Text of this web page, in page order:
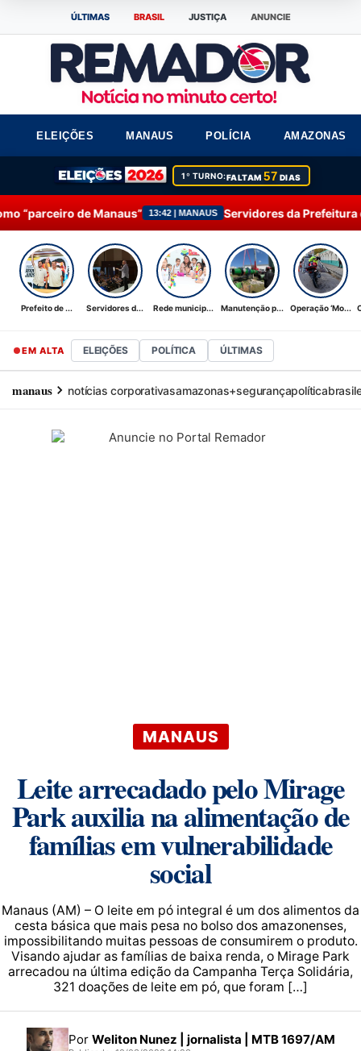
ÚLTIMAS BRASIL JUSTIÇA ANUNCIE
ELEIÇÕES MANAUS POLÍCIA AMAZONAS
1º TURNO:FALTAM57 DIAS
13:42 | MANAUS Servidores da Prefeitura de Manaus
Prefeito de ... Servidores d... Rede municip... Manutenção p... Operação ‘Mo...
EM ALTA ELEIÇÕES POLÍTICA ÚLTIMAS
manaus notícias corporativasamazonas+segurançapolíticabrasil
MANAUS
Leite arrecadado pelo Mirage
Park auxilia na alimentação de
famílias em vulnerabilidade
social
Manaus (AM) – O leite em pó integral é um dos alimentos da
cesta básica que mais pesa no bolso dos amazonenses,
impossibilitando muitas pessoas de consumirem o produto.
Visando ajudar as famílias de baixa renda, o Mirage Park
arrecadou na última edição da Campanha Terça Solidária,
321 doações de leite em pó, que foram […]
Por Weliton Nunez | jornalista | MTB 1697/AM